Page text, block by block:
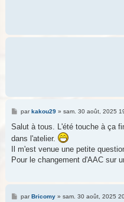
M
s
a
e
parkakou29» sam. 30 août, 2025
Salut à tous. L'été touche à ça
dans l'atelier.
Il m'est venue une petite
Pour le changement d'AAC sur
MparBricomy» sam. 30 août, 2025